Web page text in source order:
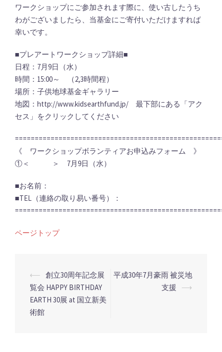
ワークショップにご参加されます際に、使い古したうち
わがございましたら、当基金にご寄付いただけますれば
幸いです。
■プレアートワークショップ詳細■
日程：7月9日（水）
時間：15:00～ （2,3時間程）
場所：子供地球基金ギャラリー
地図：http://www.kidsearthfund.jp/ 最下部にある「アク
セス」をクリックしてください
《 ワークショップボランティアお申込みフォーム 》
①＜ ＞ 7月9日（水）
■お名前：
■TEL（連絡の取り易い番号）：
ページトップ
投
稿
ナ
ビ
⟵ 創立30周年記念展
覧会 HAPPY BIRTHDAY
EARTH 30展 at 国立新美
術館
平成30年7月豪雨 被災地
支援
⟶